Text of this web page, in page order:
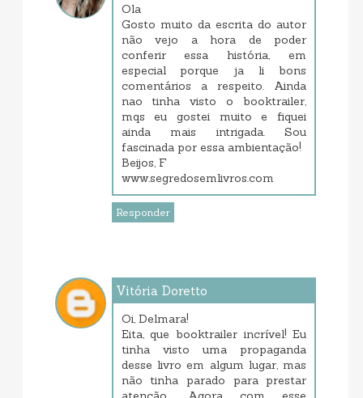
Ola
Gosto muito da escrita do autor
não vejo a hora de poder
conferir essa história, em
especial porque ja li bons
comentários a respeito. Ainda
nao tinha visto o booktrailer,
mqs eu gostei muito e fiquei
ainda mais intrigada. Sou
fascinada por essa ambientação!
Beijos, F
www.segredosemlivros.com
Responder
Vitória Doretto
Oi, Delmara!
Eita, que booktrailer incrível! Eu
tinha visto uma propaganda
desse livro em algum lugar, mas
não tinha parado para prestar